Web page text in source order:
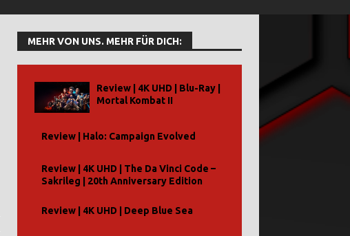
MEHR VON UNS. MEHR FÜR DICH:
Review | 4K UHD | Blu-Ray |
Mortal Kombat II
Review | Halo: Campaign Evolved
Review | 4K UHD | The Da Vinci Code –
Sakrileg | 20th Anniversary Edition
Review | 4K UHD | Deep Blue Sea